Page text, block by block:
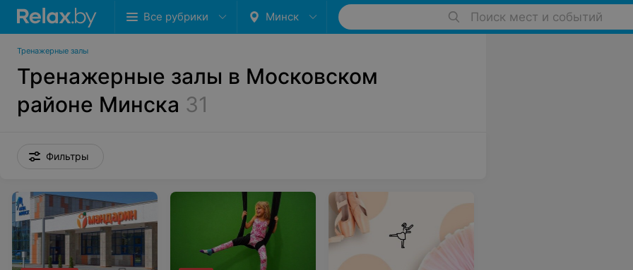
Все рубрики Минск Поиск мест и событий
Тренажерные залы
Тренажерные залы в Московском
районе Минска 31
Фильтры